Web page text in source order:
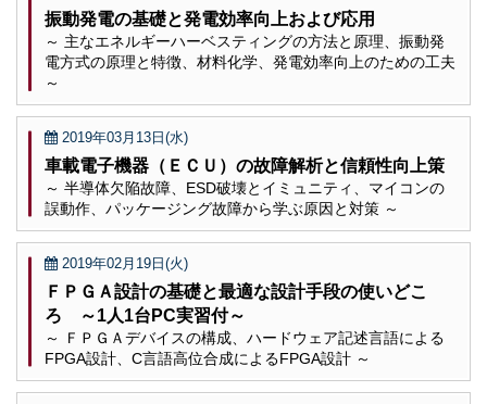
振動発電の基礎と発電効率向上および応用
～ 主なエネルギーハーベスティングの方法と原理、振動発
電方式の原理と特徴、材料化学、発電効率向上のための工夫
～
2019年03月13日(水)
車載電子機器（ＥＣＵ）の故障解析と信頼性向上策
～ 半導体欠陥故障、ESD破壊とイミュニティ、マイコンの
誤動作、パッケージング故障から学ぶ原因と対策 ～
2019年02月19日(火)
ＦＰＧＡ設計の基礎と最適な設計手段の使いどこ
ろ ～1人1台PC実習付～
～ ＦＰＧＡデバイスの構成、ハードウェア記述言語による
FPGA設計、C言語高位合成によるFPGA設計 ～